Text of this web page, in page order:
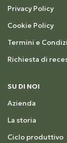
Privacy Policy
Cookie Policy
Termini e
Richiesta di
SU DI NOI
Azienda
La storia
Ciclo produttivo